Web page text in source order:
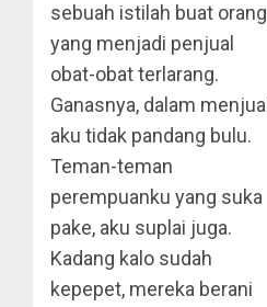
sebuah istilah buat orang
yang menjadi penjual
obat-obat terlarang.
Ganasnya, dalam menjual
aku tidak pandang bulu.
Teman-teman
perempuanku yang suka
pake, aku suplai juga.
Kadang kalo sudah
kepepet, mereka berani